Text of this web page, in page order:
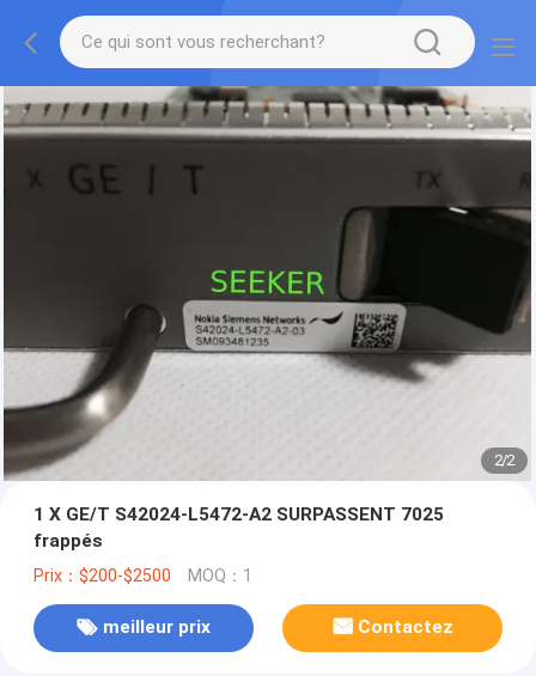
2/2
1 X GE/T S42024-L5472-A2 SURPASSENT 7025
frappés
Prix：$200-$2500 MOQ：1
meilleur prix Contactez